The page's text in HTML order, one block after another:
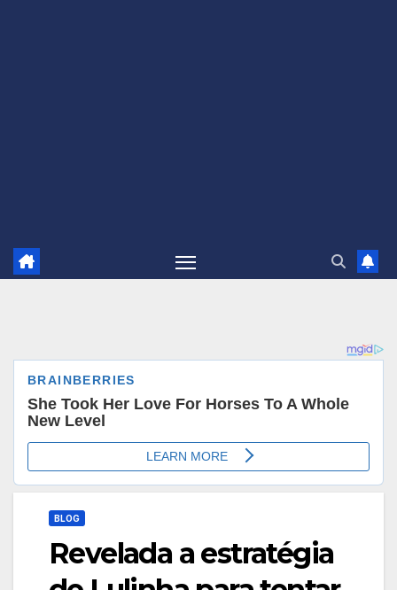
BLOG
Revelada a estratégia